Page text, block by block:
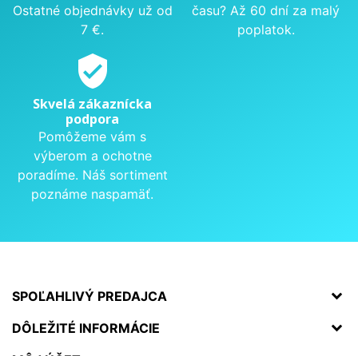
Ostatné objednávky už od
7 €.
času? Až 60 dní za malý
poplatok.
verified_user
Skvelá zákaznícka
podpora
Pomôžeme vám s
výberom a ochotne
poradíme. Náš sortiment
poznáme naspamäť.
SPOĽAHLIVÝ PREDAJCA
DÔLEŽITÉ INFORMÁCIE